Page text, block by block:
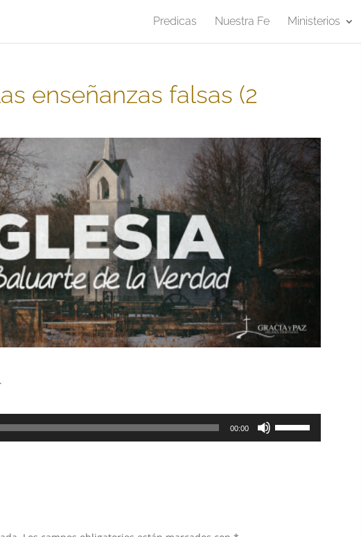
Predicas Nuestra Fe Ministerios
enseñanzas falsas (2
00:00